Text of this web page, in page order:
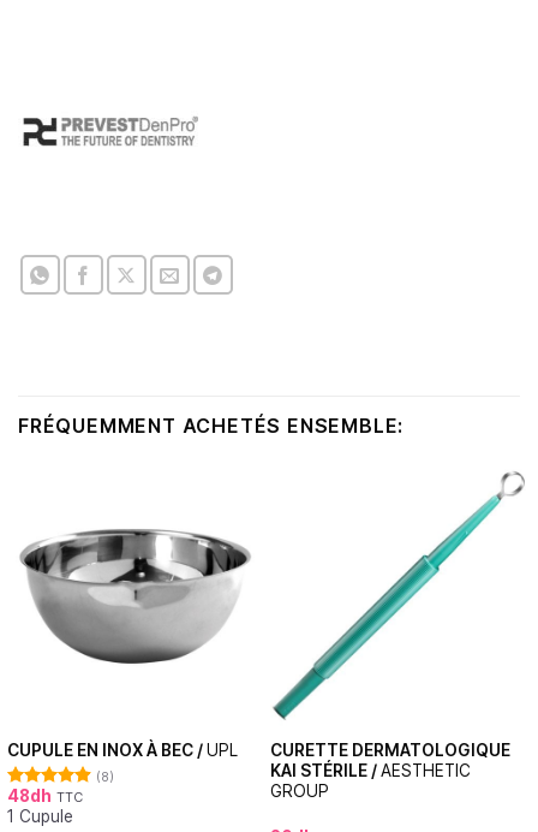
FRÉQUEMMENT ACHETÉS ENSEMBLE:
CUPULE EN INOX À BEC /UPL
Note4.88
sur 5
(8)
48dh TTC
1 Cupule
CURETTE DERMATOLOGIQUE
KAI STÉRILE /AESTHETIC
GROUP